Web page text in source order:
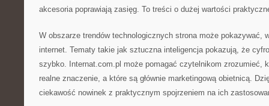
akcesoria poprawiają zasięg. To treści o dużej wartości
W obszarze trendów technologicznych strona może pokazywać,
internet. Tematy takie jak sztuczna inteligencja pokazują, że
szybko. Internat.com.pl może pomagać czytelnikom zrozumieć,
realne znaczenie, a które są głównie marketingową obietnicą.
ciekawość nowinek z praktycznym spojrzeniem na ich